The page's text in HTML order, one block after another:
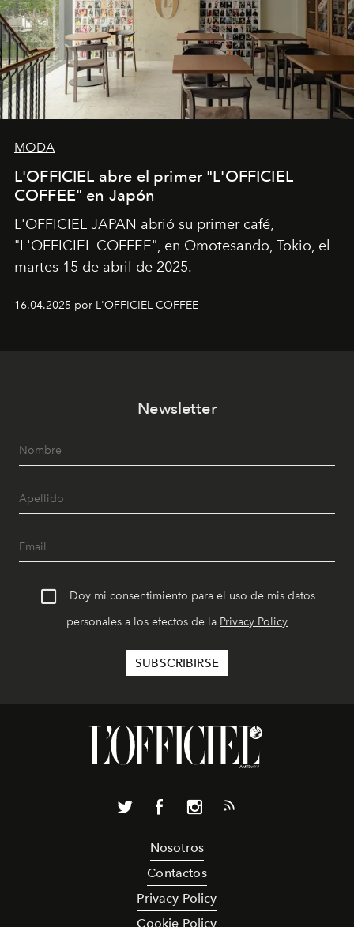
MODA
L'OFFICIEL abre el primer "L'OFFICIEL
COFFEE" en Japón
L'OFFICIEL JAPAN abrió su primer café,
"L'OFFICIEL COFFEE", en Omotesando, Tokio, el
martes 15 de abril de 2025.
16.04.2025 por L'OFFICIEL COFFEE
Newsletter
Doy mi consentimiento para el uso de mis datos
personales a los efectos de la Privacy Policy
Nosotros
Contactos
Privacy Policy
Cookie Policy